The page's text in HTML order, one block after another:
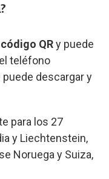
QRy puede
teléfono
descargar y
para los 27
y Liechtenstein,
Noruega y Suiza,